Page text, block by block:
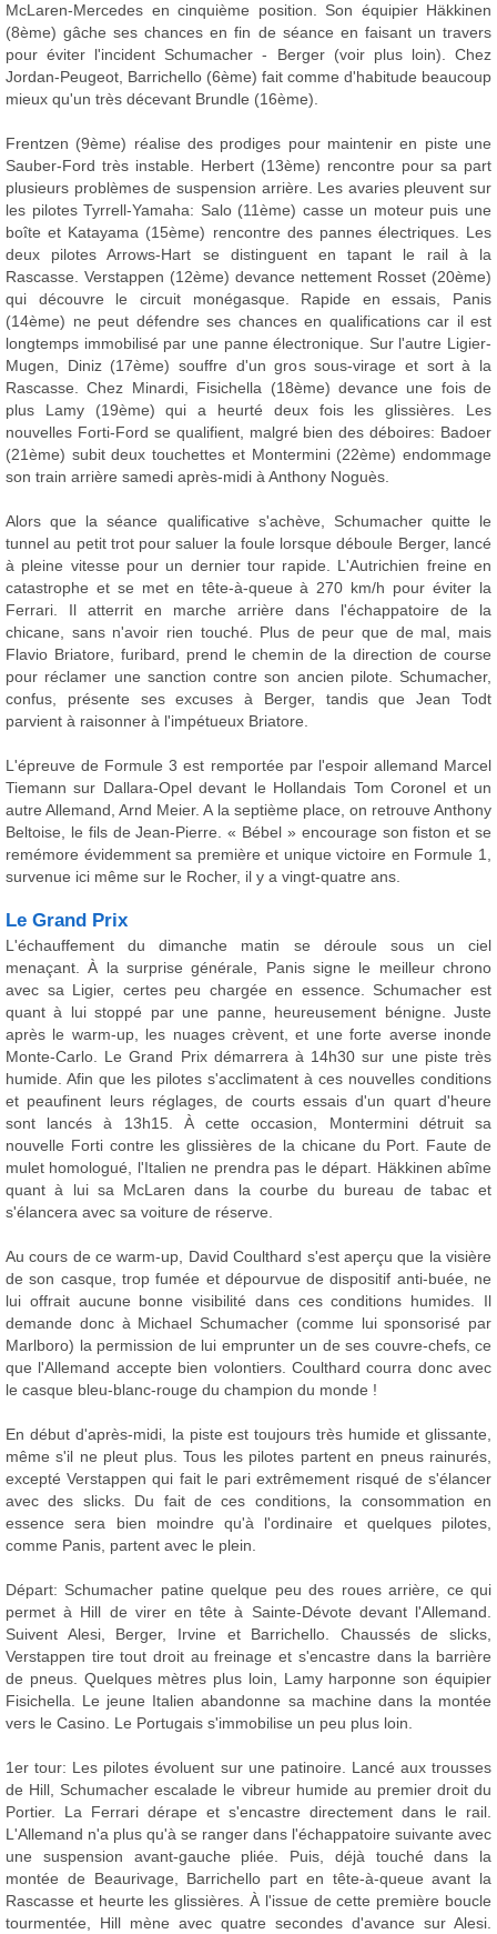
McLaren-Mercedes en cinquième position. Son équipier Häkkinen
(8ème) gâche ses chances en fin de séance en faisant un travers
pour éviter l'incident Schumacher - Berger (voir plus loin). Chez
Jordan-Peugeot, Barrichello (6ème) fait comme d'habitude beaucoup
mieux qu'un très décevant Brundle (16ème).
Frentzen (9ème) réalise des prodiges pour maintenir en piste une
Sauber-Ford très instable. Herbert (13ème) rencontre pour sa part
plusieurs problèmes de suspension arrière. Les avaries pleuvent sur
les pilotes Tyrrell-Yamaha: Salo (11ème) casse un moteur puis une
boîte et Katayama (15ème) rencontre des pannes électriques. Les
deux pilotes Arrows-Hart se distinguent en tapant le rail à la
Rascasse. Verstappen (12ème) devance nettement Rosset (20ème)
qui découvre le circuit monégasque. Rapide en essais, Panis
(14ème) ne peut défendre ses chances en qualifications car il est
longtemps immobilisé par une panne électronique. Sur l'autre Ligier-
Mugen, Diniz (17ème) souffre d'un gros sous-virage et sort à la
Rascasse. Chez Minardi, Fisichella (18ème) devance une fois de
plus Lamy (19ème) qui a heurté deux fois les glissières. Les
nouvelles Forti-Ford se qualifient, malgré bien des déboires: Badoer
(21ème) subit deux touchettes et Montermini (22ème) endommage
son train arrière samedi après-midi à Anthony Noguès.
Alors que la séance qualificative s'achève, Schumacher quitte le
tunnel au petit trot pour saluer la foule lorsque déboule Berger, lancé
à pleine vitesse pour un dernier tour rapide. L'Autrichien freine en
catastrophe et se met en tête-à-queue à 270 km/h pour éviter la
Ferrari. Il atterrit en marche arrière dans l'échappatoire de la
chicane, sans n'avoir rien touché. Plus de peur que de mal, mais
Flavio Briatore, furibard, prend le chemin de la direction de course
pour réclamer une sanction contre son ancien pilote. Schumacher,
confus, présente ses excuses à Berger, tandis que Jean Todt
parvient à raisonner à l'impétueux Briatore.
L'épreuve de Formule 3 est remportée par l'espoir allemand Marcel
Tiemann sur Dallara-Opel devant le Hollandais Tom Coronel et un
autre Allemand, Arnd Meier. A la septième place, on retrouve Anthony
Beltoise, le fils de Jean-Pierre. « Bébel » encourage son fiston et se
remémore évidemment sa première et unique victoire en Formule 1,
survenue ici même sur le Rocher, il y a vingt-quatre ans.
Le Grand Prix
L'échauffement du dimanche matin se déroule sous un ciel
menaçant. À la surprise générale, Panis signe le meilleur chrono
avec sa Ligier, certes peu chargée en essence. Schumacher est
quant à lui stoppé par une panne, heureusement bénigne. Juste
après le warm-up, les nuages crèvent, et une forte averse inonde
Monte-Carlo. Le Grand Prix démarrera à 14h30 sur une piste très
humide. Afin que les pilotes s'acclimatent à ces nouvelles conditions
et peaufinent leurs réglages, de courts essais d'un quart d'heure
sont lancés à 13h15. À cette occasion, Montermini détruit sa
nouvelle Forti contre les glissières de la chicane du Port. Faute de
mulet homologué, l'Italien ne prendra pas le départ. Häkkinen abîme
quant à lui sa McLaren dans la courbe du bureau de tabac et
s'élancera avec sa voiture de réserve.
Au cours de ce warm-up, David Coulthard s'est aperçu que la visière
de son casque, trop fumée et dépourvue de dispositif anti-buée, ne
lui offrait aucune bonne visibilité dans ces conditions humides. Il
demande donc à Michael Schumacher (comme lui sponsorisé par
Marlboro) la permission de lui emprunter un de ses couvre-chefs, ce
que l'Allemand accepte bien volontiers. Coulthard courra donc avec
le casque bleu-blanc-rouge du champion du monde !
En début d'après-midi, la piste est toujours très humide et glissante,
même s'il ne pleut plus. Tous les pilotes partent en pneus rainurés,
excepté Verstappen qui fait le pari extrêmement risqué de s'élancer
avec des slicks. Du fait de ces conditions, la consommation en
essence sera bien moindre qu'à l'ordinaire et quelques pilotes,
comme Panis, partent avec le plein.
Départ: Schumacher patine quelque peu des roues arrière, ce qui
permet à Hill de virer en tête à Sainte-Dévote devant l'Allemand.
Suivent Alesi, Berger, Irvine et Barrichello. Chaussés de slicks,
Verstappen tire tout droit au freinage et s'encastre dans la barrière
de pneus. Quelques mètres plus loin, Lamy harponne son équipier
Fisichella. Le jeune Italien abandonne sa machine dans la montée
vers le Casino. Le Portugais s'immobilise un peu plus loin.
1er tour: Les pilotes évoluent sur une patinoire. Lancé aux trousses
de Hill, Schumacher escalade le vibreur humide au premier droit du
Portier. La Ferrari dérape et s'encastre directement dans le rail.
L'Allemand n'a plus qu'à se ranger dans l'échappatoire suivante avec
une suspension avant-gauche pliée. Puis, déjà touché dans la
montée de Beaurivage, Barrichello part en tête-à-queue avant la
Rascasse et heurte les glissières. À l'issue de cette première boucle
tourmentée, Hill mène avec quatre secondes d'avance sur Alesi.